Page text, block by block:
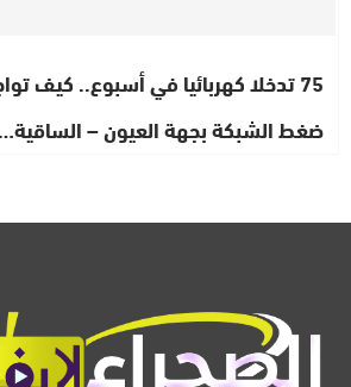
75 تدخلا كهربائيا في أسبوع.. كيف
ضغط الشبكة بجهة العيون – الساقية…